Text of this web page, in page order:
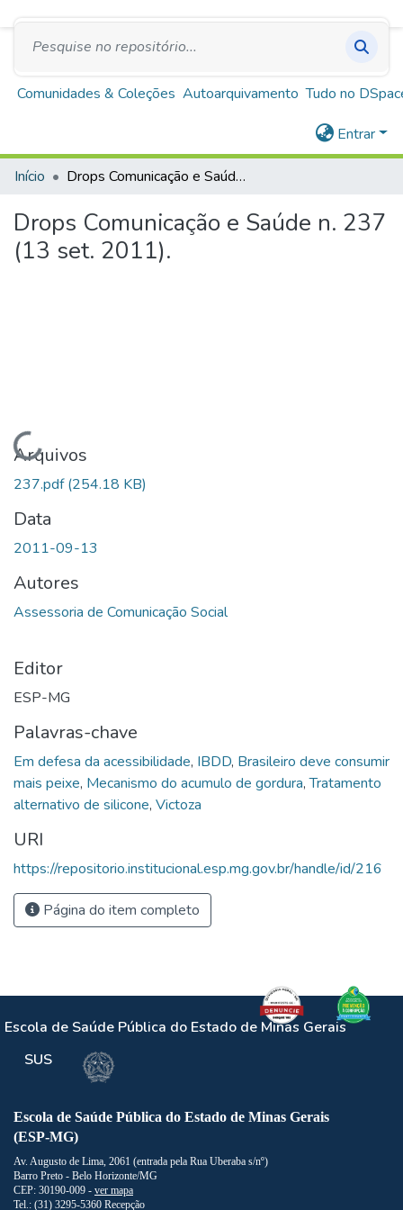
Repositório Institucional Escola de Saúde Pública
de Minas Gerais
Comunidades & Coleções Autoarquivamento Tudo no
Entrar
Início Drops Comunicação e Saúde n. 237 (13 set. 2011).
Drops Comunicação e Saúde n. 237
(13 set. 2011).
Carregando...
Arquivos
237.pdf(254.18 KB)
Data
2011-09-13
Autores
Assessoria de Comunicação Social
Editor
ESP-MG
Palavras-chave
Em defesa da acessibilidade, IBDD, Brasileiro deve consumir
mais peixe, Mecanismo do acumulo de gordura,Tratamento
alternativo de silicone, Victoza
URI
https://repositorio.institucional.esp.mg.gov.br/handle/id/216
Página do item completo
Escola de Saúde Pública do Estado de Minas Gerais
SUS
Escola de Saúde Pública do Estado de Minas Gerais
(ESP-MG)
Av. Augusto de Lima, 2061 (entrada pela Rua Uberaba s/nº)
Barro Preto - Belo Horizonte/MG
CEP: 30190-009 - ver mapa
Tel.: (31) 3295-5360 Recepção